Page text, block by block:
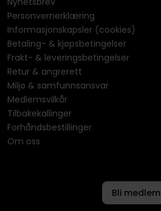
Personvernerklæring
Informasjonskapsler (cookies)
Betaling- & kjøpsbetingelser
Frakt- & leveringsbetingelser
Retur & angrerett
Miljø & samfunnsansvar
Medlemsvilkår
Tilbakekallinger
Forhåndsbestillinger
Om oss
Bli medlem